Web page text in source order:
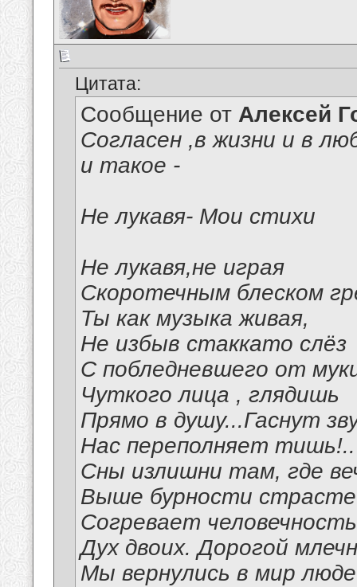
Цитата:
Сообщение от Алексей
Согласен ,в жизни и в
и такое -
Не лукавя- Мои стихи
Не лукавя,не играя
Скоротечным блеском
Ты как музыка живая,
Не избыв стаккато слёз
С побледневшего от
Чуткого лица , глядишь
Прямо в душу...Гаснут
Нас переполняет тишь!..
Сны излишни там, где
Выше бурности
Согревает человечность
Дух двоих. Дорогой
Мы вернулись в мир